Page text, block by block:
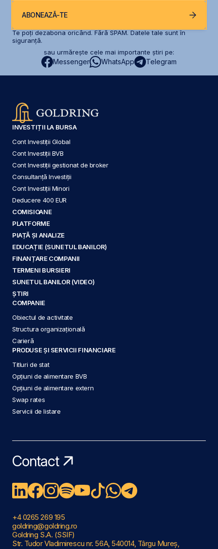
ABONEAZĂ-TE
Te poți dezabona oricând. Fără SPAM. Datele tale sunt în
siguranță.
sau urmărește cele mai importante știri pe:
Messenger WhatsApp Telegram
INVESTIȚII LA BURSA
Cont Investiții Global
Cont Investiții BVB
Cont Investiții gestionat de broker
Consultanță Investiții
Cont Investiții Minori
Deducere 400 EUR
COMISIOANE
PLATFORME
PIAȚĂ ȘI ANALIZE
EDUCAȚIE (SUNETUL BANILOR)
FINANȚARE COMPANII
TERMENI BURSIERI
SUNETUL BANILOR (VIDEO)
ȘTIRI
COMPANIE
Obiectul de activitate
Structura organizațională
Carieră
PRODUSE ȘI SERVICII FINANCIARE
Titluri de stat
Opțiuni de alimentare BVB
Opțiuni de alimentare extern
Swap rates
Servicii de listare
Contact
+4 0265 269 195
goldring@goldring.ro
Goldring S.A. (SSIF)
Str. Tudor Vladimirescu nr. 56A, 540014, Târgu Mureș,